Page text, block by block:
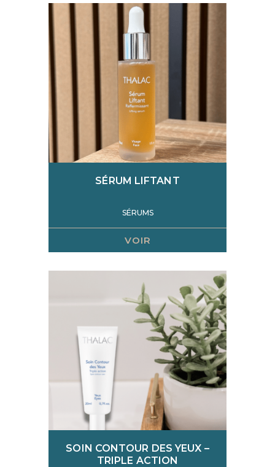
SÉRUM LIFTANT
SÉRUMS
VOIR
SOIN CONTOUR DES YEUX –
TRIPLE ACTION